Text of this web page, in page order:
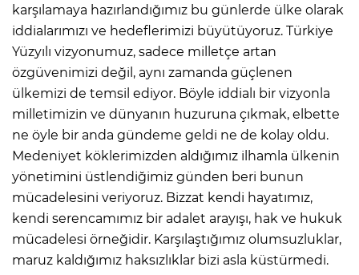
karşılamaya hazırlandığımız bu günlerde ülke olarak
iddialarımızı ve hedeflerimizi büyütüyoruz. Türkiye
Yüzyılı vizyonumuz, sadece milletçe artan
özgüvenimizi değil, aynı zamanda güçlenen
ülkemizi de temsil ediyor. Böyle iddialı bir vizyonla
milletimizin ve dünyanın huzuruna çıkmak, elbette
ne öyle bir anda gündeme geldi ne de kolay oldu.
Medeniyet köklerimizden aldığımız ilhamla ülkenin
yönetimini üstlendiğimiz günden beri bunun
mücadelesini veriyoruz. Bizzat kendi hayatımız,
kendi serencamımız bir adalet arayışı, hak ve hukuk
mücadelesi örneğidir. Karşılaştığımız olumsuzluklar,
maruz kaldığımız haksızlıklar bizi asla küstürmedi.